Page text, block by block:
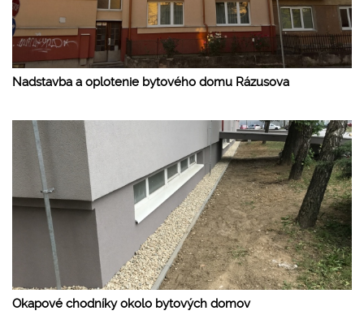
Nadstavba a oplotenie bytového domu Rázusova
Okapové chodníky okolo bytových domov